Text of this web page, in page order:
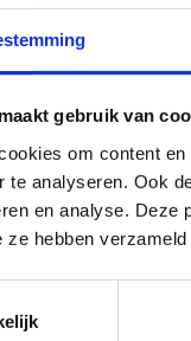
gebruik van
om content
te analyseren. Ook
en analyse. Deze
ze hebben